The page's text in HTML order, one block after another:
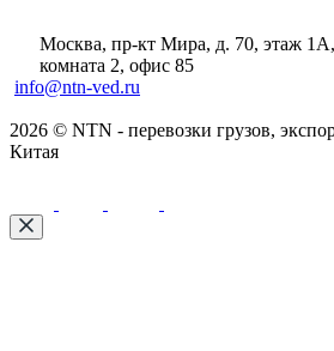
Москва, пр-кт Мира, д. 70, этаж 1А
комната 2, офис 85
info@ntn-ved.ru
2026 © NTN - перевозки грузов,
Китая